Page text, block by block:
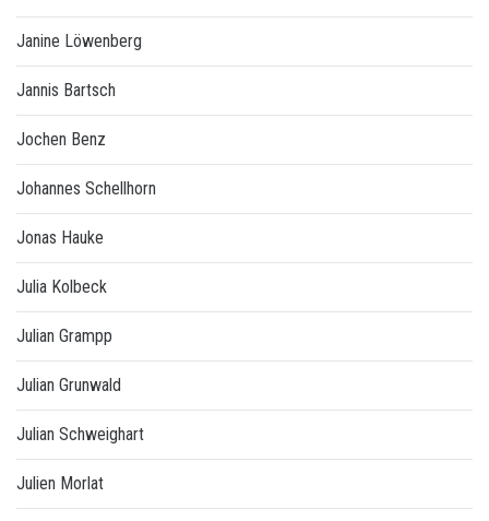
Janine Löwenberg
Jannis Bartsch
Jochen Benz
Johannes Schellhorn
Jonas Hauke
Julia Kolbeck
Julian Grampp
Julian Grunwald
Julian Schweighart
Julien Morlat